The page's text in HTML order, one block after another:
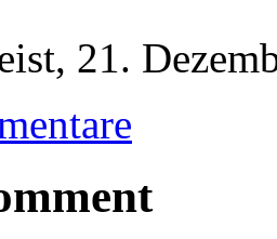
21.